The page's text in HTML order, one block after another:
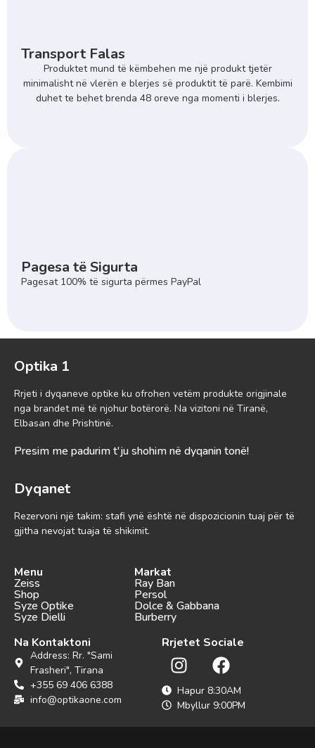
Transport Falas
Produktet mund të këmbehen me një produkt tjetër
minimalisht në vlerën e blerjes së produktit të parë. Kembimi
duhet te behet brenda 48 oreve nga momenti i blerjes.
Pagesa të Sigurta
Pagesat 100% të sigurta përmes PayPal
Optika 1
Rrjeti i dyqaneve optike ku ofrohen vetëm produkte origjinale
nga brandet më të njohur botërorë. Na vizitoni në Tiranë,
Elbasan dhe Prishtinë.
Presim me padurim t'ju shohim në dyqanin tonë!
Dyqanet
Rezervoni një takim: stafi ynë është në dispozicionin tuaj për të
gjitha nevojat tuaja të shikimit.
Menu
Zeiss
Shop
Syze Optike
Syze Dielli
Markat
Ray Ban
Persol
Dolce & Gabbana
Burberry
Na Kontaktoni
Address: Rr. "Sami
Frasheri", Tirana
+355 69 406 6388
info@optikaone.com
Rrjetet Sociale
Hapur 8:30AM
Mbyllur 9:00PM